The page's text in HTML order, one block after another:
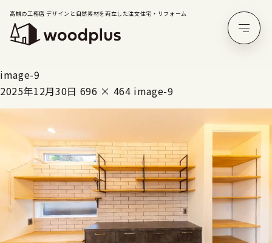
高槻の工務店 デザインと自然素材を両立した注文住宅・リフォーム
image-9
2025年12月30日 696 × 464 image-9